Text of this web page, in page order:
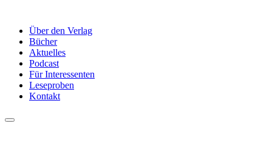
Über den Verlag
Bücher
Aktuelles
Podcast
Für Interessenten
Leseproben
Kontakt